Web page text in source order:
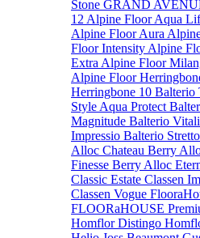
Stone GRAND
12 Alpine Floor Aqua
Alpine Floor Aura
Floor Intensity Alpine
Extra Alpine Floor
Alpine Floor
Herringbone 10 Balterio
Style Aqua Protect
Magnitude Balterio
Impressio Balterio Stretto
Alloc Chateau Berry
Finesse Berry Alloc
Classic Estate Classen
Classen Vogue
FLOORaHOUSE
Homflor Distingo